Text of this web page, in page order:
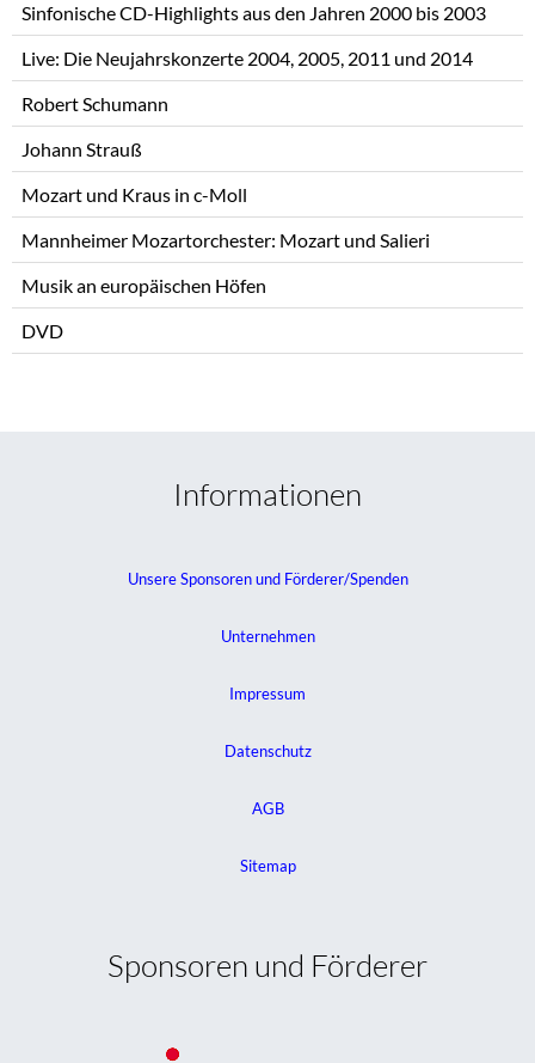
Sinfonische CD-Highlights aus den Jahren 2000 bis 2003
Live: Die Neujahrskonzerte 2004, 2005, 2011 und 2014
Robert Schumann
Johann Strauß
Mozart und Kraus in c-Moll
Mannheimer Mozartorchester: Mozart und Salieri
Musik an europäischen Höfen
DVD
Informationen
Unsere Sponsoren und Förderer/Spenden
Unternehmen
Impressum
Datenschutz
AGB
Sitemap
Sponsoren und Förderer